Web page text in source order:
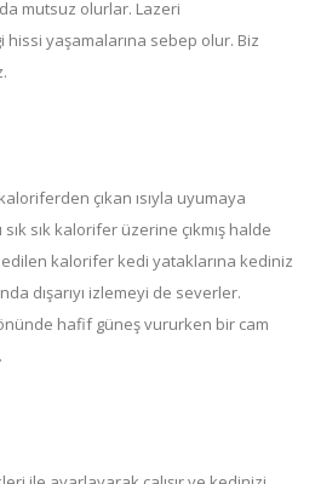
mutsuz olurlar. Lazeri
hissi yaşamalarına sebep olur. Biz
çıkan ısıyla uyumaya
sık sık kalorifer üzerine çıkmış halde
kalorifer kedi yataklarına kediniz
dışarıyı izlemeyi de severler.
hafif güneş vururken bir cam